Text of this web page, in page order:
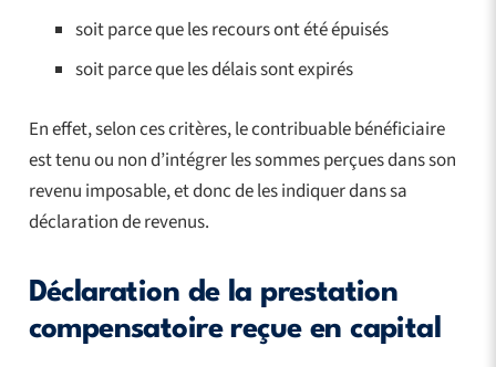
soit parce que les recours ont été épuisés
soit parce que les délais sont expirés
En effet, selon ces critères, le contribuable bénéficiaire
est tenu ou non d’intégrer les sommes perçues dans son
revenu imposable, et donc de les indiquer dans sa
déclaration de revenus.
Déclaration de la prestation
compensatoire reçue en capital